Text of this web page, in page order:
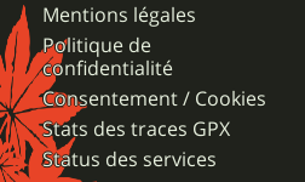
Mentions légales
Politique de
confidentialité
Consentement / Cookies
Stats des traces GPX
Status des services